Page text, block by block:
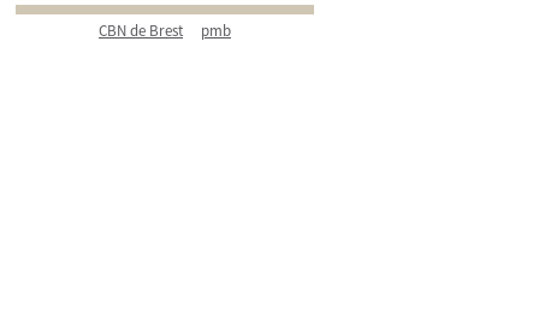
CBN de Brest pmb